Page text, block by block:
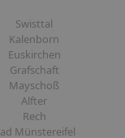
Swisttal
Kalenborn
Euskirchen
Grafschaft
Mayschoß
Alfter
Rech
Münstereifel